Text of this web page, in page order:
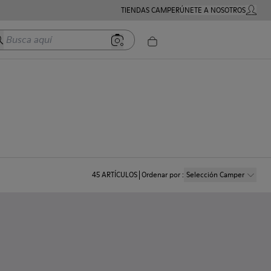
TIENDAS CAMPERÚNETE A NOSOTROSMI
aquí
45ARTÍCULOS Ordenar por: Selección Camper